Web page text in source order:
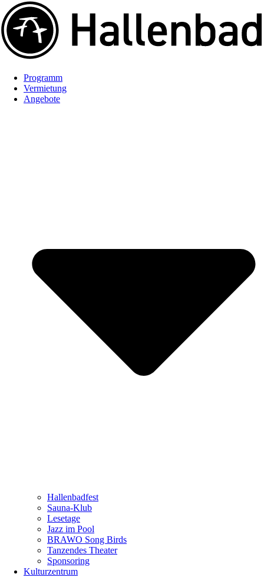
Programm
Vermietung
Angebote
Hallenbadfest
Sauna-Klub
Lesetage
Jazz im Pool
BRAWO Song Birds
Tanzendes Theater
Sponsoring
Kulturzentrum